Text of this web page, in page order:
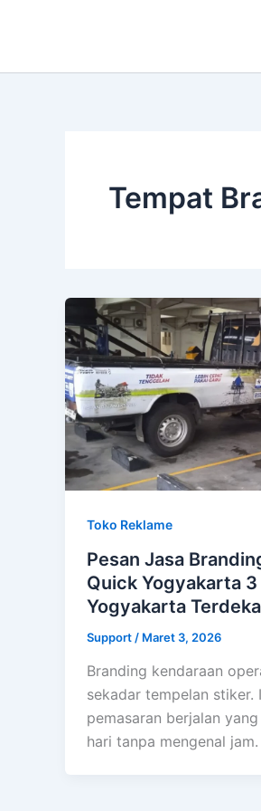
Tempat
Toko Reklame
Pesan Jasa
Quick Yogyakarta
Yogyakarta
Support / Maret 3, 2026
Branding kendaraan
sekadar tempelan stiker.
pemasaran berjalan
hari tanpa mengenal